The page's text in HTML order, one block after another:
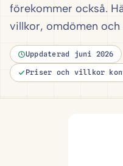
förekommer också.
villkor, omdömen och
Uppdaterad juni 2026
Priser och villkor